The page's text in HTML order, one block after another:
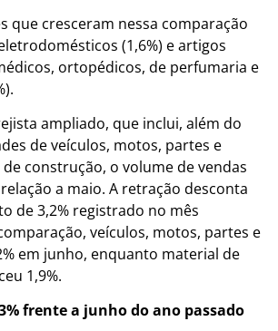
que cresceram nessa comparação
(1,6%) e artigos
ortopédicos, de perfumaria e
ampliado, que inclui, além do
de veículos, motos, partes e
construção, o volume de vendas
a maio. A retração desconta
de 3,2% registrado no mês
veículos, motos, partes e
em junho, enquanto material de
1,9%.
frente a junho do ano passado